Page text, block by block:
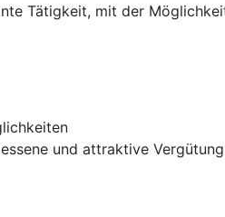
Tätigkeit, mit der
und attraktive Vergütung